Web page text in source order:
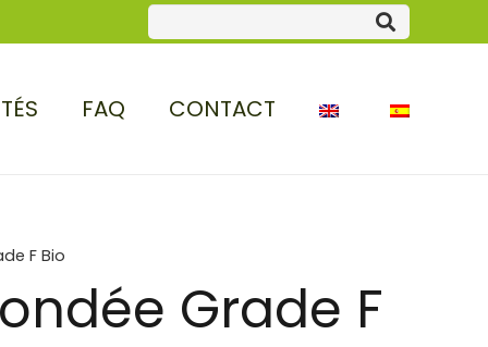
FAQ CONTACT
F Bio
Grade F